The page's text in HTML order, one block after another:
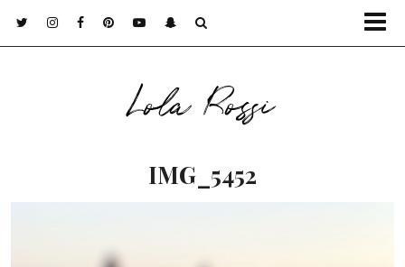
Lola Rossi
IMG_5452